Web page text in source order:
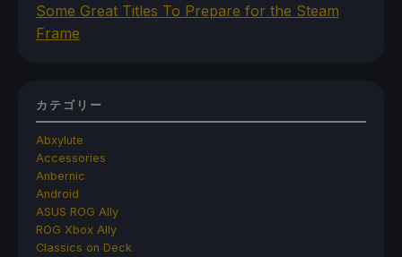
Some Great Titles To Prepare for the Steam
Frame
カテゴリー
Abxylute
Accessories
Anbernic
Android
ASUS ROG Ally
ROG Xbox Ally
Classics on Deck